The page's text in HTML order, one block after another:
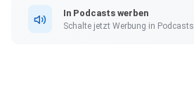
In Podcasts werben
Schalte jetzt Werbung in Podcasts.